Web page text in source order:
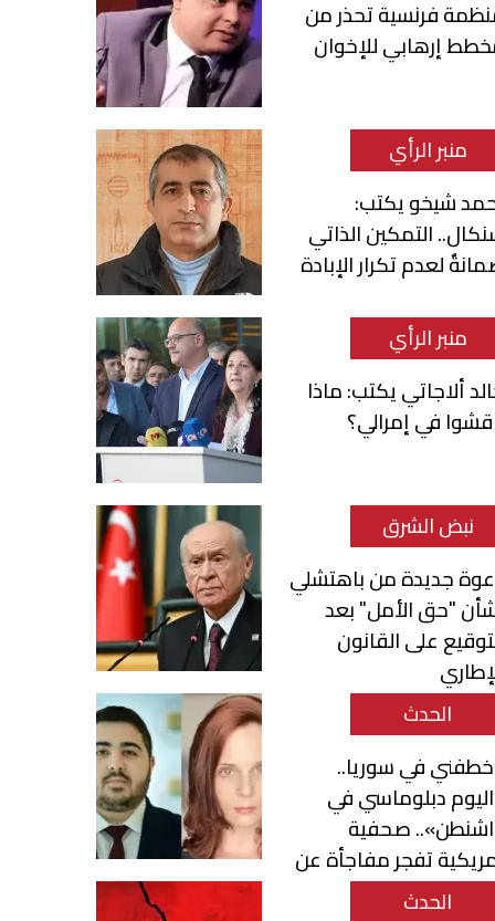
فرنسية تحذر من
إرهابي للإخوان
منبر الرأي
شيخو يكتب:
التمكين الذاتي
لعدم تكرار الإبادة
منبر الرأي
ألاجاتي يكتب: ماذا
في إمرالي؟
نبض الشرق
جديدة من باهتشلي
"حق الأمل" بعد
على القانون
الحدث
في سوريا..
دبلوماسي في
صحفية
تفجر مفاجأة عن
قناطري
الحدث